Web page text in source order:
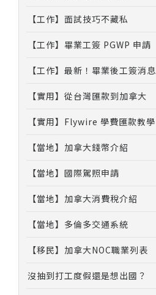
【工作】面試技巧不藏私
【工作】畢業工簽 PGWP 申請
【工作】最新！畢業後工簽消息
【實用】從台灣匯款到加拿大
【實用】Flywire 學費匯款教學
【當地】加拿大錢幣介紹
【當地】國際駕照申請
【當地】加拿大消費稅介紹
【當地】多倫多交通系統
【移民】加拿大NOC職業列表
沒抽到打工度假還是想出國？